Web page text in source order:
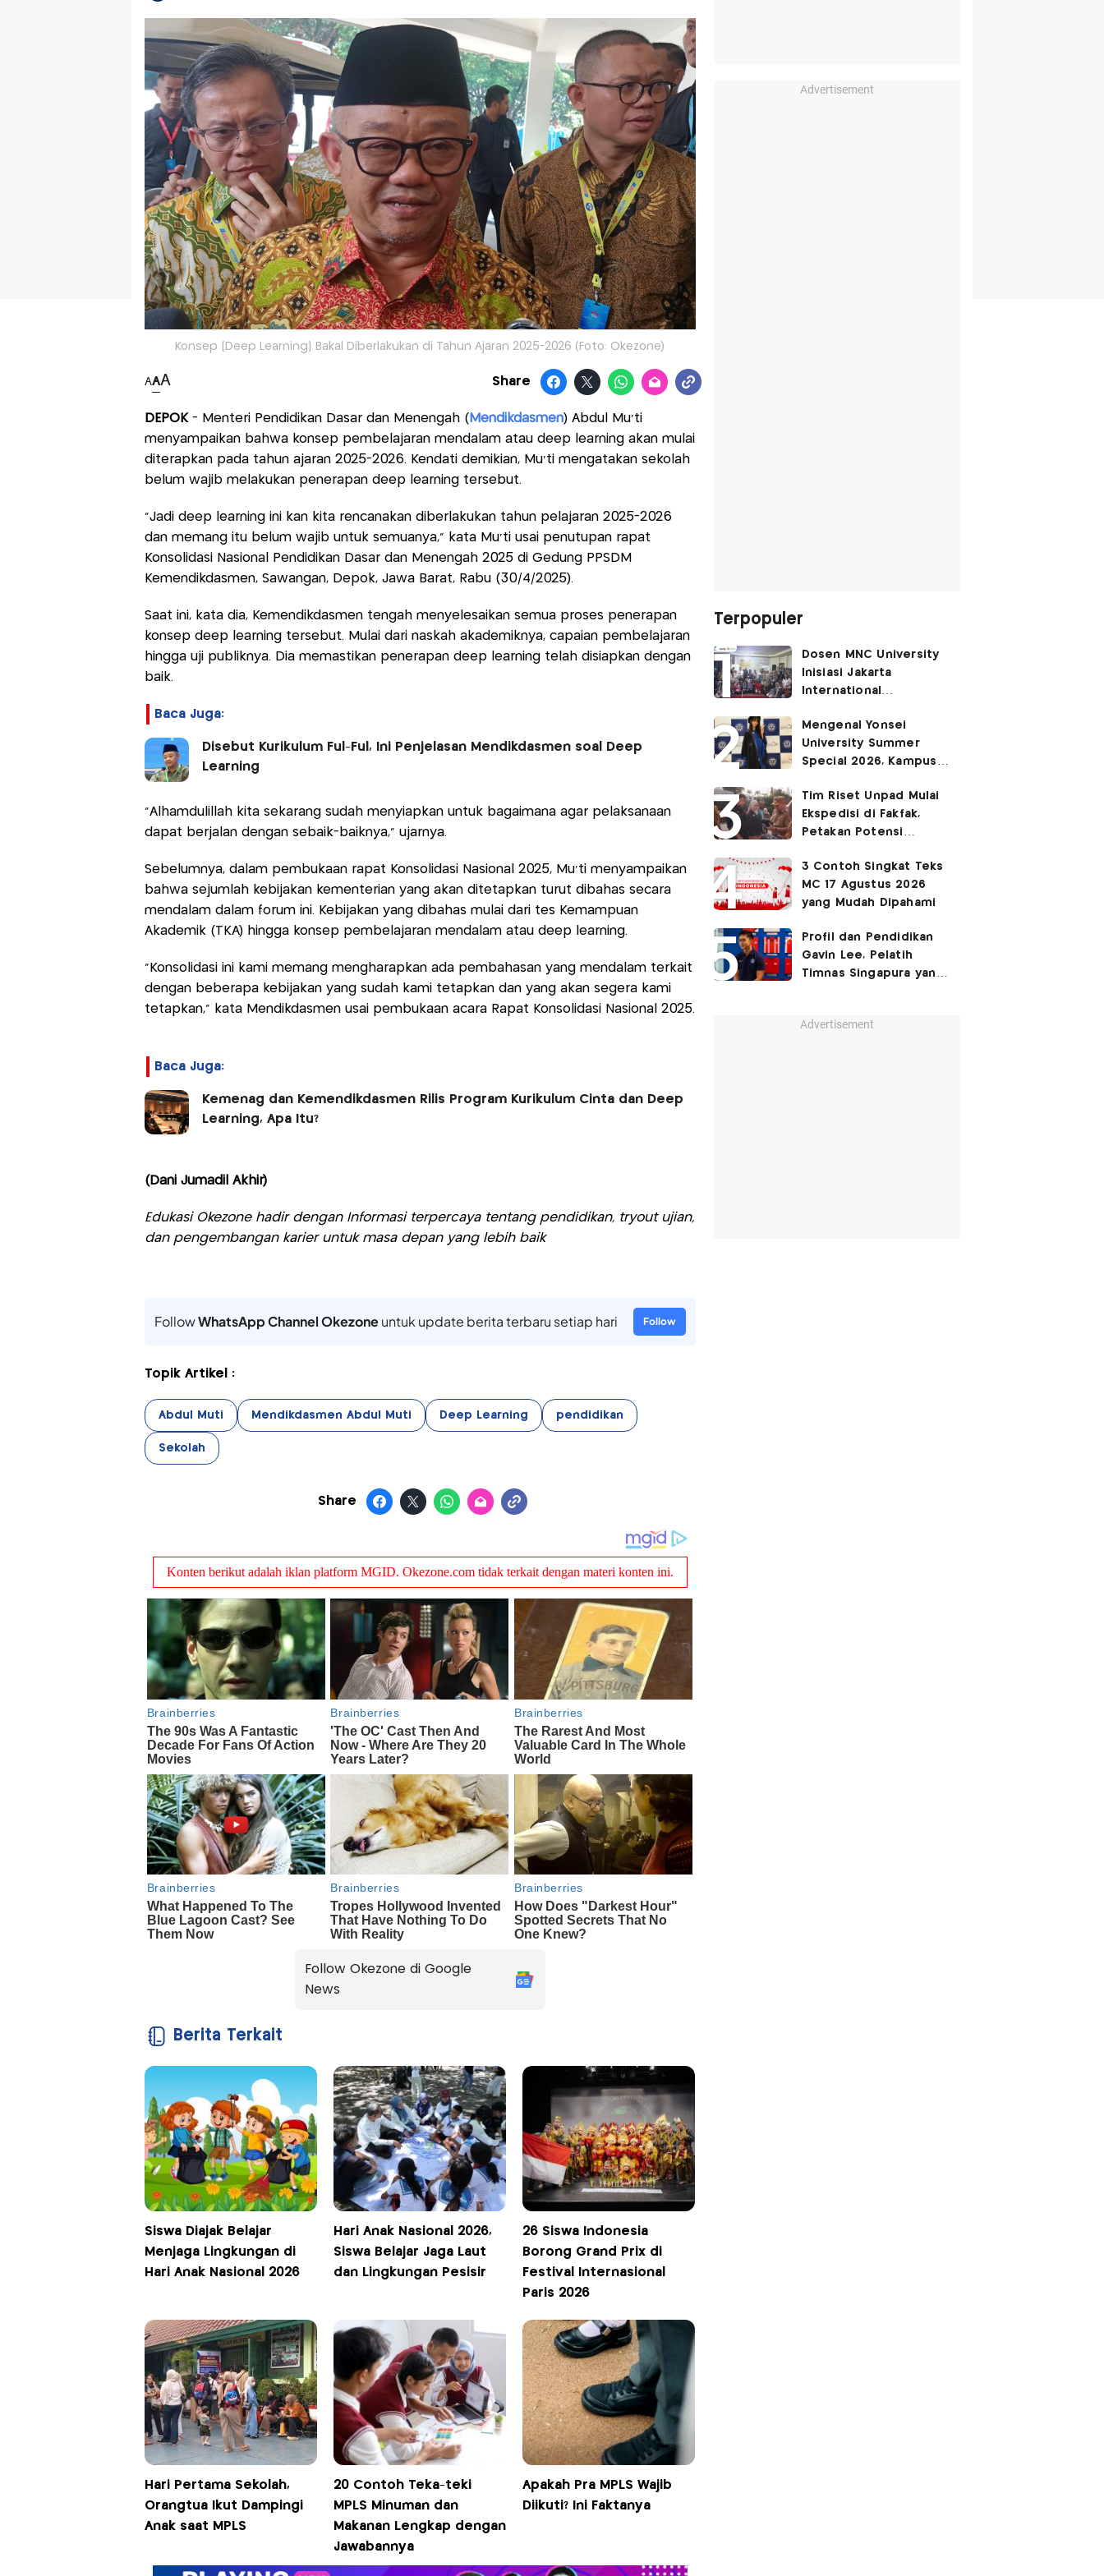
Konsep {Deep Learning} Bakal Diberlakukan di Tahun Ajaran 2025-2026 (Foto: Okezone)
AAA Share
DEPOK- Menteri Pendidikan Dasar dan Menengah ( Mendikdasmen) Abdul Mu'ti
menyampaikan bahwa konsep pembelajaran mendalam atau deep learning akan mulai
diterapkan pada tahun ajaran 2025-2026. Kendati demikian, Mu'ti mengatakan sekolah
belum wajib melakukan penerapan deep learning tersebut.
"Jadi deep learning ini kan kita rencanakan diberlakukan tahun pelajaran 2025-2026
dan memang itu belum wajib untuk semuanya," kata Mu'ti usai penutupan rapat
Konsolidasi Nasional Pendidikan Dasar dan Menengah 2025 di Gedung PPSDM
Kemendikdasmen, Sawangan, Depok, Jawa Barat, Rabu (30/4/2025).
Saat ini, kata dia, Kemendikdasmen tengah menyelesaikan semua proses penerapan
konsep deep learning tersebut. Mulai dari naskah akademiknya, capaian pembelajaran
hingga uji publiknya. Dia memastikan penerapan deep learning telah disiapkan dengan
baik.
Baca Juga:
Disebut Kurikulum Ful-Ful, Ini Penjelasan Mendikdasmen soal Deep
Learning
"Alhamdulillah kita sekarang sudah menyiapkan untuk bagaimana agar pelaksanaan
dapat berjalan dengan sebaik-baiknya," ujarnya.
Sebelumnya, dalam pembukaan rapat Konsolidasi Nasional 2025, Mu'ti menyampaikan
bahwa sejumlah kebijakan kementerian yang akan ditetapkan turut dibahas secara
mendalam dalam forum ini. Kebijakan yang dibahas mulai dari tes Kemampuan
Akademik (TKA) hingga konsep pembelajaran mendalam atau deep learning.
"Konsolidasi ini kami memang mengharapkan ada pembahasan yang mendalam terkait
dengan beberapa kebijakan yang sudah kami tetapkan dan yang akan segera kami
tetapkan," kata Mendikdasmen usai pembukaan acara Rapat Konsolidasi Nasional 2025.
Baca Juga:
Kemenag dan Kemendikdasmen Rilis Program Kurikulum Cinta dan Deep
Learning, Apa Itu?
(Dani Jumadil Akhir)
Edukasi Okezone hadir dengan Informasi terpercaya tentang pendidikan, tryout ujian,
dan pengembangan karier untuk masa depan yang lebih baik
FollowWhatsApp Channel Okezoneuntuk update berita terbaru setiap hari Follow
Topik Artikel :
Abdul Muti Mendikdasmen Abdul Muti Deep Learning pendidikan
Sekolah
Share
Follow Okezone di Google
News
Berita Terkait
Siswa Diajak Belajar
Menjaga Lingkungan di
Hari Anak Nasional 2026
Hari Anak Nasional 2026,
Siswa Belajar Jaga Laut
dan Lingkungan Pesisir
26 Siswa Indonesia
Borong Grand Prix di
Festival Internasional
Paris 2026
Hari Pertama Sekolah,
Orangtua Ikut Dampingi
Anak saat MPLS
20 Contoh Teka-teki
MPLS Minuman dan
Makanan Lengkap dengan
Jawabannya
Apakah Pra MPLS Wajib
Diikuti? Ini Faktanya
Advertisement
Terpopuler
Dosen MNC University
Inisiasi Jakarta
International
Festival 2026, Hidupkan
Ruang Kota Melalui Seni
Pertunjukan
Mengenal Yonsei
University Summer
Special 2026, Kampus
yang Disebut Netizen
Tak Setara S3 UI
Tim Riset Unpad Mulai
Ekspedisi di Fakfak,
Petakan Potensi
Bomberay–Tomage
3 Contoh Singkat Teks
MC 17 Agustus 2026
yang Mudah Dipahami
Profil dan Pendidikan
Gavin Lee, Pelatih
Timnas Singapura yang
Advertisement